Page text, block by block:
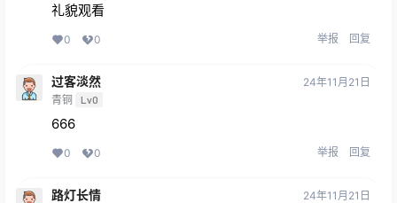
礼貌观看
0 0 举报 回复
过客淡然
青铜 Lv0
24年11月21日
666
0 0 举报 回复
路灯长情 24年11月21日